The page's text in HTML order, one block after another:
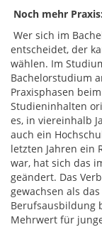
Noch mehr
Wer sich im
entscheidet, der
wählen. Im
Bachelorstudium
Praxisphasen
Studieninhalten
es, in viereinhalb
auch ein
letzten Jahren ein
war, hat sich das
geändert. Das
gewachsen als
Berufsausbildung
Mehrwert für